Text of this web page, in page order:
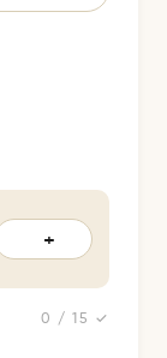
+
0 / 15 ✓